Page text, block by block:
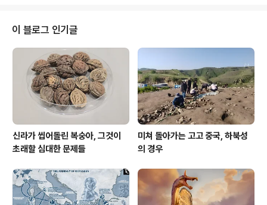
알려져 있으며, 그녀의 상처는 랑고바르드족 남성에게서
발견되는 상처와 유사하지만, 치유된 흔적도 보인다. 이는
그녀가 폭력적인 사건 이후 수년 동안 생존했음을 의미한
다.이 발견은 랑고바르드 사회에서 전쟁과 싸움이 오로지
남성만의 전유물이었다는 오랜 통념에 도전한다.이 연구는
국제 고병리학 저널(Inte..
이 블로그 인기글
신라가 씹어돌린 복숭아, 그것이
초래할 심대한 문제들
미쳐 돌아가는 고고 중국, 하북성
의 경우